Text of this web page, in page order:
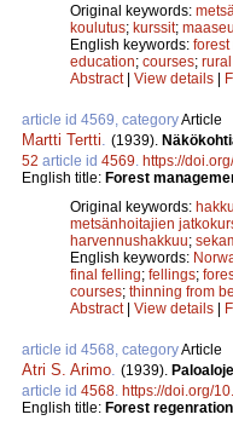
Original keywords:
koulutus; kurssit;
English keywords:
education; courses;
Abstract| View details |
article id 4569, categoryArticle
Martti Tertti (1939).
52 article id 4569 https://
English title: Forest
Original keywords:
metsänhoitajien
harvennushakkuu;
English keywords:
final felling; fellings;
courses; thinning from
Abstract| View details |
article id 4568, categoryArticle
Atri S. Arimo (1939).
article id 4568 https://doi.org/
English title: Forest